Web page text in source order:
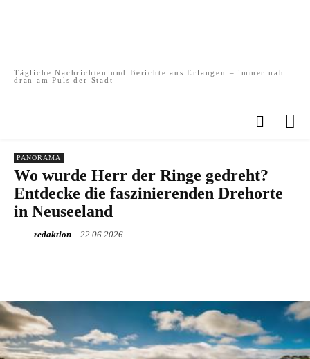
Tägliche Nachrichten und Berichte aus Erlangen – immer nah
dran am Puls der Stadt
PANORAMA
Wo wurde Herr der Ringe gedreht?
Entdecke die faszinierenden Drehorte
in Neuseeland
redaktion 22.06.2026